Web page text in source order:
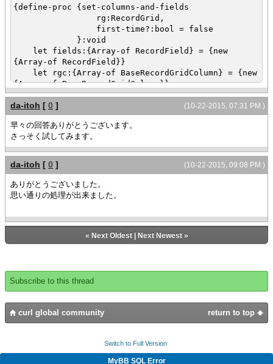
amount-2",caption= "２回目２"}}
{fields.append {RecordField "detail-
amount-3",caption= "２回目３"}}
{fields.append {RecordField "detail-
amount-4",caption= "２回目４"}}
}
set rg.columns = rgc
set rg.record-source = {RecordSet
{RecordFields {splice fields}}}
}
{value
{VBox
rg,
{CommandButton
label = "1回目",
{on Action do
first-time? = true
}
}
label = "2回目",
{on Action do
{set-columns-and-fields
rg,
first-time? = false
}
{define-proc {set-columns-and-fields
rg:RecordGrid,
first-time?:bool = false
}:void
let fields:{Array-of RecordField} = {new
{Array-of RecordField}}
let rgc:{Array-of BaseRecordGridColumn} = {new
{Array-of BaseRecordGridColumn}}
{if first-time? then
{rgc.append {RecordGridColumn "row-
header"}}
{rgc.append
{RecordGridColumnGroup
"group1",
{RecordGridColumn "detail-amount-
1"},
{RecordGridColumn "detail-amount-
{RecordGridColumn "detail-amount-
3"}
{fields.append {RecordField "row-header",
caption = "", domain = String}}
{fields.append {RecordField "detail-
amount-1",caption= "初回１"}}
{fields.append {RecordField "detail-
amount-2",caption= "初回２"}}
amount-3",caption= "初回３"}}
(10-22-2015, 07:31 PM )
da-itoh [ 0 ]
早々の回答ありがとうございます。
さっそく試してみます。
(10-22-2015, 09:08 PM )
da-itoh [ 0 ]
ありがとうございました。
思い通りの処理が出来ました。
« Next Oldest| Next Newest»
Subscribe to this thread
return to top
curl global community
Switch to Full Version
MyBB SQL Error